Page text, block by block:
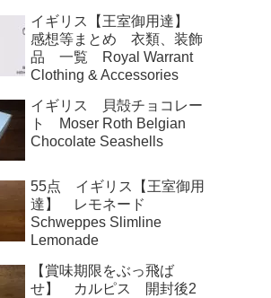
イギリス【王室御用達】
感想等まとめ 衣類、装飾
品 一覧 Royal Warrant
Clothing & Accessories
イギリス 貝殻チョコレー
ト Moser Roth Belgian
Chocolate Seashells
55点 イギリス【王室御用
達】 レモネード
Schweppes Slimline
Lemonade
【賞味期限をぶっ飛ば
せ】 カルピス 開封後2